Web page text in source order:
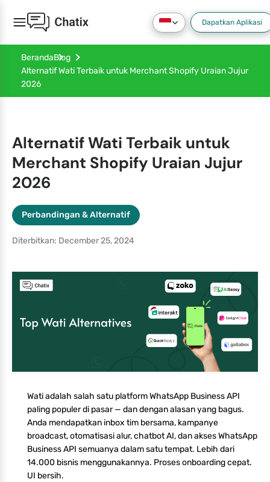
Dapatkan Aplikasi
BerandaBlog
Alternatif Wati Terbaik untuk Merchant Shopify Uraian Jujur
2026
Alternatif Wati Terbaik untuk
Merchant Shopify Uraian Jujur
2026
Perbandingan & Alternatif
Diterbitkan: December 25, 2024
Wati adalah salah satu platform WhatsApp Business API
paling populer di pasar — dan dengan alasan yang bagus.
Anda mendapatkan inbox tim bersama, kampanye
broadcast, otomatisasi alur, chatbot AI, dan akses WhatsApp
Business API semuanya dalam satu tempat. Lebih dari
14.000 bisnis menggunakannya. Proses onboarding cepat.
UI bersih.